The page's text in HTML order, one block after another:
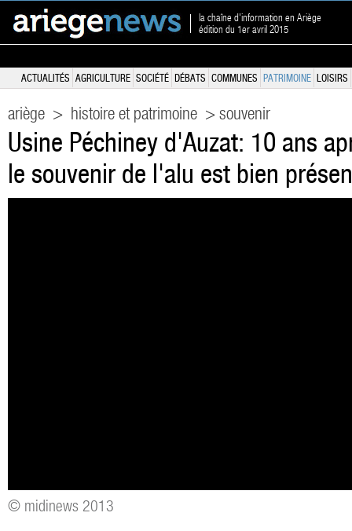
la chaîne d'information en Ariège
édition du 1er avril 2015
ACTUALITÉS AGRICULTURE SOCIÉTÉ DÉBATS COMMUNES PATRIMOINE LOISIRS
ariège > histoire et patrimoine > souvenir
Usine Péchiney d'Auzat: 10 ans
le souvenir de l'alu est bien
© midinews 2013